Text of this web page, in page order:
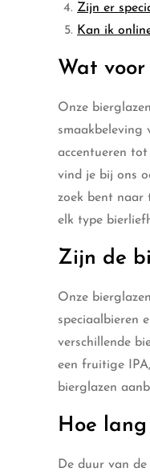
Zijn er
Kan ik
Wat
Onze
smaakbeleving
accentueren
vind je bij ons
zoek bent naar
elk type
Zijn de
Onze
speciaalbieren
verschillende
een fruitige
bierglazen
Hoe
De duur van